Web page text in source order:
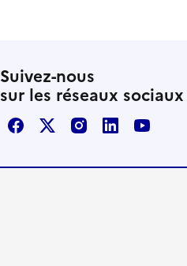
Suivez-nous
sur les réseaux sociaux
FacebookX / TwitterInstagram
LinkedInYoutube